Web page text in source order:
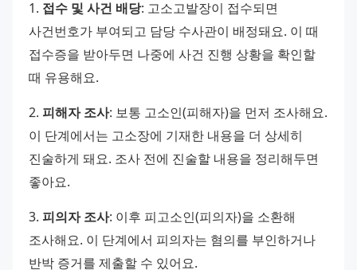
1. 접수 및 사건 배당: 고소고발장이 접수되면
사건번호가 부여되고 담당 수사관이 배정돼요. 이 때
접수증을 받아두면 나중에 사건 진행 상황을 확인할
때 유용해요.
2. 피해자 조사: 보통 고소인(피해자)을 먼저 조사해요.
이 단계에서는 고소장에 기재한 내용을 더 상세히
진술하게 돼요. 조사 전에 진술할 내용을 정리해두면
좋아요.
3. 피의자 조사: 이후 피고소인(피의자)을 소환해
조사해요. 이 단계에서 피의자는 혐의를 부인하거나
반박 증거를 제출할 수 있어요.